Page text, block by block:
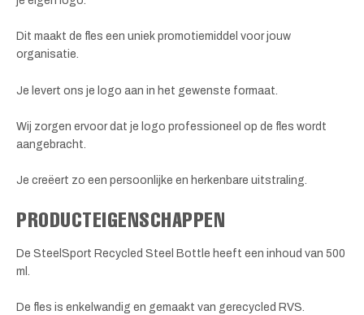
Dit maakt de fles een uniek promotiemiddel voor jouw
organisatie.
Je levert ons je logo aan in het gewenste formaat.
Wij zorgen ervoor dat je logo professioneel op de fles wordt
aangebracht.
Je creëert zo een persoonlijke en herkenbare uitstraling.
PRODUCTEIGENSCHAPPEN
De SteelSport Recycled Steel Bottle heeft een inhoud van 500
ml.
De fles is enkelwandig en gemaakt van gerecycled RVS.